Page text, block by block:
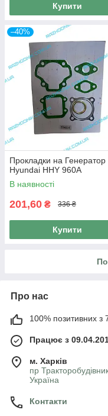
Купити
–40%
Прокладки на Генератор
Hyundai HHY 960A
В наявності
201,60 ₴ 336 ₴
Купити
Про нас
100% позитивних з
Працює з
м. Харків
пр
Україна
Контакти